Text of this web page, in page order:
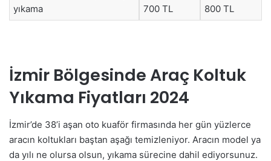
yıkama
700 TL
800 TL
İzmir Bölgesinde Araç Koltuk
Yıkama Fiyatları 2024
İzmir’de 38’i aşan oto kuaför firmasında her gün yüzlerce
aracın koltukları baştan aşağı temizleniyor. Aracın model ya
da yılı ne olursa olsun, yıkama sürecine dahil ediyorsunuz.